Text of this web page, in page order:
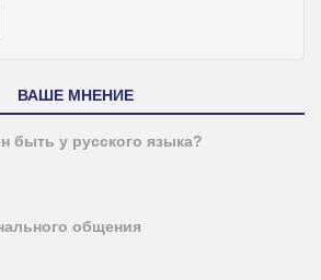
ВАШЕ МНЕНИЕ
быть у русского языка?
общения